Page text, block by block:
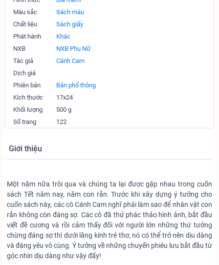
Màu sắc
Sách màu
Chất liệu
Sách giấy
Phát hành
Khác
NXB
NXB Phụ Nữ
Tác giả
Cánh Cam
Dịch giả
Phiên bản
Bản phổ thông
Kích thước
17x24
Khối lượng
500 g
Số trang
122
Giới thiệu
Một năm nữa trôi qua và chúng ta lại được gặp nhau trong cuốn
sách Tết năm nay, năm con rắn. Trước khi xây dựng ý tưởng cho
cuốn sách này, các cô Cánh Cam nghĩ phải làm sao để nhân vật con
rắn không còn đáng sợ. Các cô đã thử phác thảo hình ảnh, bắt đầu
viết đề cương và rồi cảm thấy đối với người lớn những thứ tưởng
chừng đáng sợ thì dưới lăng kính trẻ thơ, nó có thể trở nên dịu dàng
và đáng yêu vô cùng. Ý tưởng về những chuyến phiêu lưu bắt đầu từ
góc nhìn dịu dàng như vậy đấy!